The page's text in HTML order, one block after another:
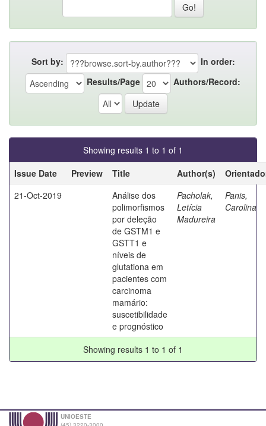
Sort by:
In order:
Results/Page
Authors/Record:
Showing results 1 to 1 of 1
Issue Date
Preview Title Author(s)
21-Oct-2019
Análise dos
polimorfismos
por deleção
de GSTM1 e
GSTT1 e
níveis de
glutationa em
pacientes com
carcinoma
mamário:
suscetibilidade
e prognóstico
Pacholak,
Letícia
Madureira
Panis,
Carolina
Showing results 1 to 1 of 1
UNIOESTE